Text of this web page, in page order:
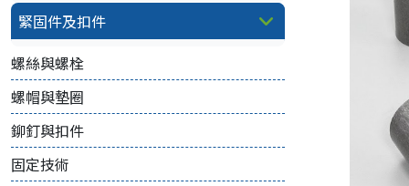
緊固件及扣件
螺絲與螺栓
螺帽與墊圈
鉚釘與扣件
固定技術